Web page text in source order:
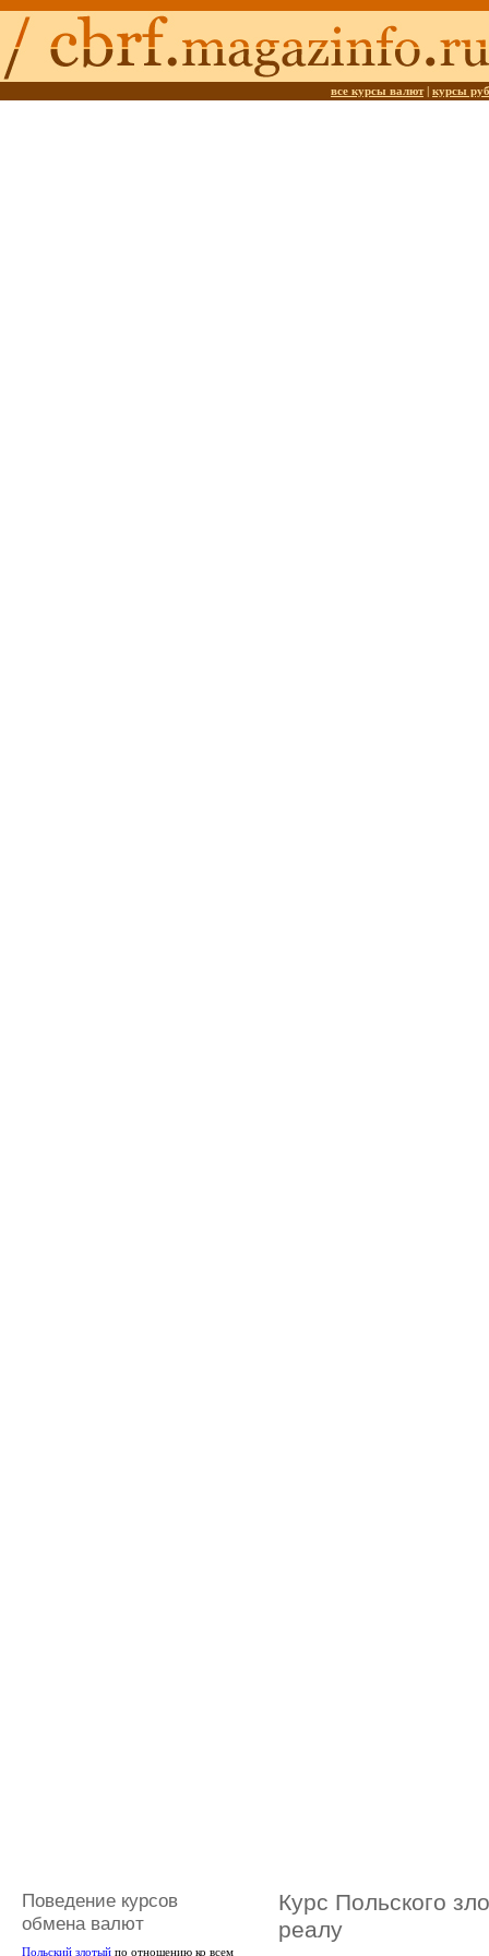
все курсы валют| курсы
Поведение курсов
обмена валют
Польский злотый по отношению ко всем
Курс Польского
реалу